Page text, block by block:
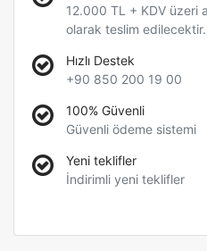
12.000 TL + KDV üzeri
olarak teslim edilecektir.
Hızlı Destek
+90 850 200 19 00
100% Güvenli
Güvenli ödeme sistemi
Yeni teklifler
İndirimli yeni teklifler